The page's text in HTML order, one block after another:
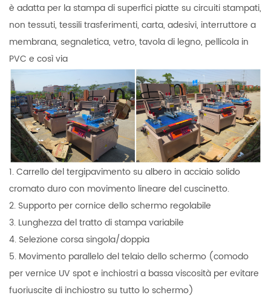
è adatta per la stampa di superfici piatte su circuiti stampati,
non tessuti, tessilitrasferimenti, carta, adesivi, interruttore a
membrana, segnaletica, vetro, tavola di legno, pellicola in
PVC e così via
1. Carrello del tergipavimento su albero in acciaio solido
cromato duro con movimento lineare del cuscinetto.
2. Supporto per cornice dello schermo regolabile
3. Lunghezza del tratto di stampa variabile
4. Selezione corsa singola/doppia
5. Movimento parallelo del telaio dello schermo (comodo
per vernice UV spot e inchiostri a bassa viscosità per evitare
fuoriuscite di inchiostro su tutto lo schermo)